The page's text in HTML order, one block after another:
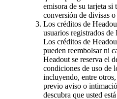
emisora de su tarjeta si
conversión de divisas
Los créditos de
usuarios registrados de
Los créditos de
pueden reembolsar ni
Headout se reserva el
condiciones de uso de
incluyendo, entre
previo aviso o
descubra que usted